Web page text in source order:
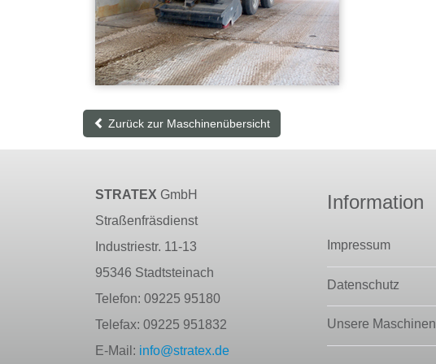
Zurück zur Maschinenübersicht
STRATEX GmbH
Straßenfräsdienst
Industriestr. 11-13
95346 Stadtsteinach
Telefon: 09225 95180
Telefax: 09225 951832
E-Mail: info@stratex.de
Information
Impressum
Datenschutz
Unsere Maschinen